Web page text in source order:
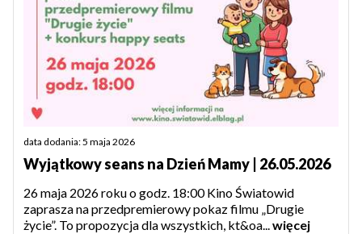
data dodania: 5 maja 2026
Wyjątkowy seans na Dzień Mamy | 26.05.2026
26 maja 2026 roku o godz. 18:00 Kino Światowid
zaprasza na przedpremierowy pokaz filmu „Drugie
życie”. To propozycja dla wszystkich, kt&oa...więcej